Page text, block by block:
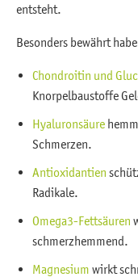
entsteht.
Besonders bewährt
Chondroitin und
Knorpelbaustoffe
Hyaluronsäure
Schmerzen.
Antioxidantien
Radikale.
Omega3-Fettsäuren
schmerzhemmend.
Magnesium wirkt